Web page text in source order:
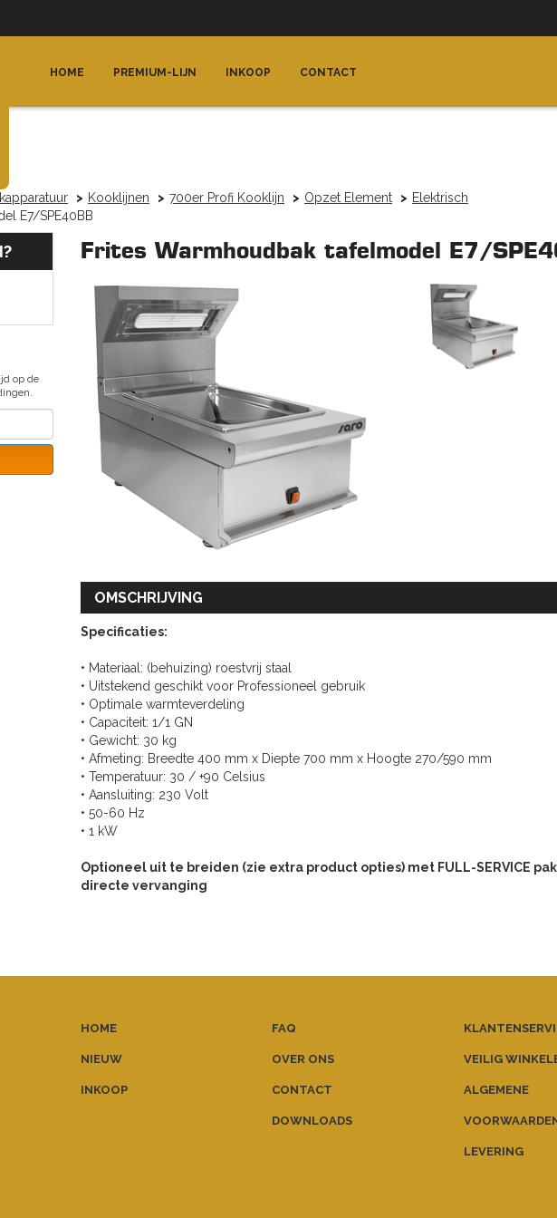
HOME PREMIUM-LIJN INKOOP CONTACT
Kooklijnen 700er Profi Kooklijn Opzet Element
Elektrisch
E7/SPE40BB
op de
Frites Warmhoudbak tafelmodel E7/
OMSCHRIJVING
Specificaties:
• Materiaal: (behuizing) roestvrij staal
• Uitstekend geschikt voor Professioneel gebruik
• Optimale warmteverdeling
• Capaciteit: 1/1 GN
• Gewicht: 30 kg
• Afmeting: Breedte 400 mm x Diepte 700 mm x Hoogte 270/590 mm
• Temperatuur: 30 / +90 Celsius
• Aansluiting: 230 Volt
• 50-60 Hz
• 1 kW
Optioneel uit te breiden (zie extra product opties) met FULL-SERVICE
directe vervanging
HOME
NIEUW
INKOOP
FAQ
OVER ONS
CONTACT
DOWNLOADS
VEILIG
ALGEMENE
LEVERING